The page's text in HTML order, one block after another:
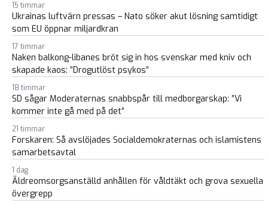
15 timmar
Ukrainas luftvärn pressas – Nato söker akut lösning samtidigt
som EU öppnar miljardkran
17 timmar
Naken balkong-libanes bröt sig in hos svenskar med kniv och
skapade kaos: ”Drogutlöst psykos”
18 timmar
SD sågar Moderaternas snabbspår till medborgarskap: ”Vi
kommer inte gå med på det”
21 timmar
Forskaren: Så avslöjades Socialdemokraternas och islamistens
samarbetsavtal
1 dag
Äldreomsorgsanställd anhållen för våldtäkt och grova sexuella
övergrepp